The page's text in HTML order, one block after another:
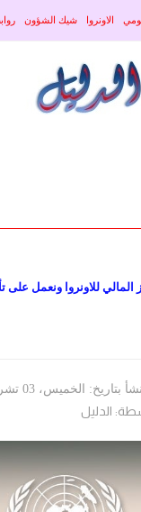
الاونروا شيك الشؤون
المالي للاونروا ونعمل على
انشأ بتاريخ: الخميس، 03 تشرين2/نوفمبر 2022 17:20
الدليل